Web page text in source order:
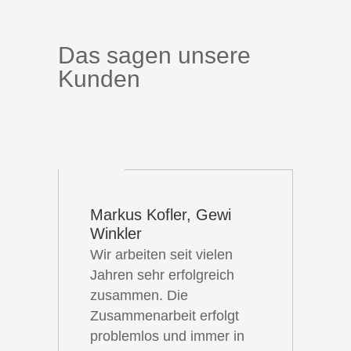
Das sagen unsere
Kunden
Markus Kofler, Gewi
Winkler
Wir arbeiten seit vielen
Jahren sehr erfolgreich
zusammen. Die
Zusammenarbeit erfolgt
problemlos und immer in